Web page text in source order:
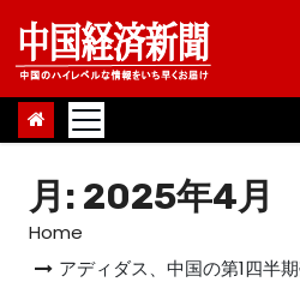
Skip
content
月: 2025年4月
Home
アディダス、中国の第1四半